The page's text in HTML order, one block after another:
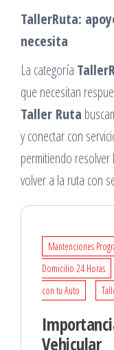
TallerRuta:
necesita
La categoría
que necesitan
Taller Ruta
y conectar con
permitiendo
volver a la ruta con
Mantenciones
Domicilio 24 Horas
con tu Auto
Vehicular